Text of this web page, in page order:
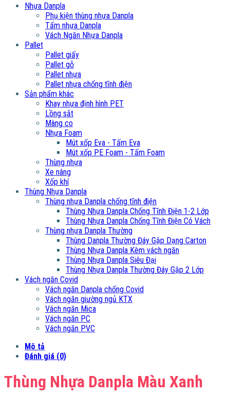
Nhựa Danpla
Phụ kiện thùng nhựa Danpla
Tấm nhựa Danpla
Vách Ngăn Nhựa Danpla
Pallet
Pallet giấy
Pallet gỗ
Pallet nhựa
Pallet nhựa chống tĩnh điện
Sản phẩm khác
Khay nhựa định hình PET
Lồng sắt
Màng co
Nhựa Foam
Mút xốp Eva - Tấm Eva
Mút xốp PE Foam - Tấm Foam
Thùng nhựa
Xe nâng
Xốp khí
Thùng Nhựa Danpla
Thùng nhựa Danpla chống tĩnh điện
Thùng Nhựa Danpla Chống Tĩnh Điện 1-2 Lớp
Thùng Nhựa Danpla Chống Tĩnh Điện Có Vách
Thùng nhựa Danpla Thường
Thùng Danpla Thường Đáy Gập Dạng Carton
Thùng Nhựa Danpla Kèm vách ngăn
Thùng Nhựa Danpla Siêu Đại
Thùng Nhựa Danpla Thường Đáy Gập 2 Lớp
Vách ngăn Covid
Vách ngăn Danpla chống Covid
Vách ngăn giường ngủ KTX
Vách ngăn Mica
Vách ngăn PC
Vách ngăn PVC
Mô tả
Đánh giá (0)
Thùng Nhựa Danpla Màu Xanh